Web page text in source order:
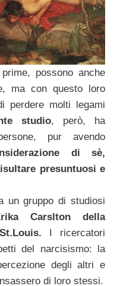
possono anche
ma con questo loro
perdere molti legami
studio, però, ha
pur avendo
di sè,
presuntuosi e
un gruppo di studiosi
Carslton della
I ricercatori
del narcisismo: la
degli altri e
di loro stessi.